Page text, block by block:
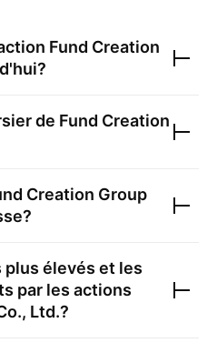
Fund Creation
de Fund Creation
Creation Group
plus élevés et les
par les actions
Ltd.?